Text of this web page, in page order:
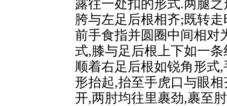
露往一处扣的形式.两腿
胯与左足后根相齐;既转
前手食指并圆圈中间相对
式,膝与足后根上下如一
顺着右足后根如锐角形式
形抬起,抬至手虎口与眼
开,两肘均往里裹劲,裹至